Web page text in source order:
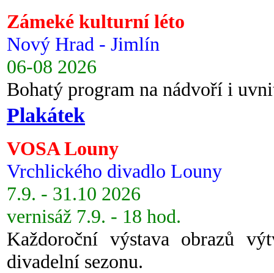
Zámeké kulturní léto
Nový Hrad - Jimlín
06-08 2026
Bohatý program na nádvoří i
Plakátek
VOSA Louny
Vrchlického divadlo Louny
7.9. - 31.10 2026
vernisáž 7.9. - 18 hod.
Každoroční výstava obrazů
divadelní sezonu.